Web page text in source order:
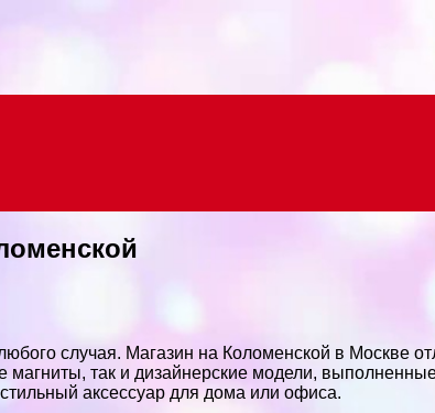
случая. Магазин на Коломенской в Москве
магниты, так и дизайнерские модели,
аксессуар для дома или офиса.